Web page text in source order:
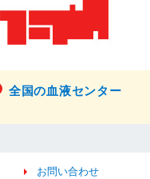
全国の血液センター
お問い合わせ